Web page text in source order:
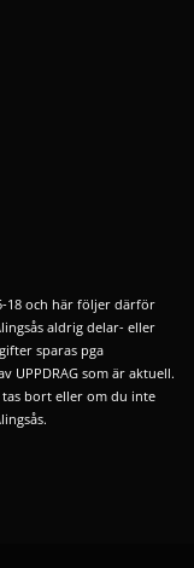
18 och här följer därför
aldrig delar- eller
sparas pga
UPPDRAG som är aktuell.
bort eller om du inte